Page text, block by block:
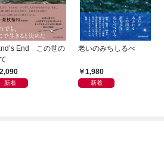
End この世の
2,090
新着
老いのみちしるべ
1,980
新着